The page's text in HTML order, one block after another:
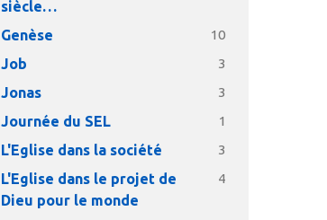
siècle…
Genèse 10
Job 3
Jonas 3
Journée du SEL 1
L'Eglise dans la société 3
L'Eglise dans le projet de
Dieu pour le monde
4